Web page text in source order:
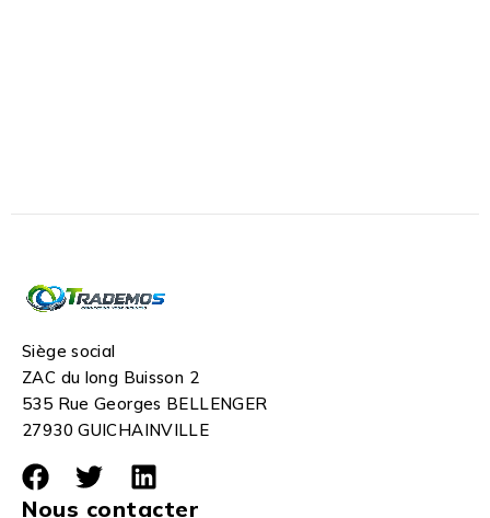
Siège social
ZAC du long Buisson 2
535 Rue Georges BELLENGER
27930 GUICHAINVILLE
Nous contacter